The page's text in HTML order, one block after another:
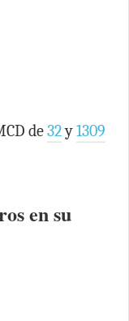
de32y1309
en su